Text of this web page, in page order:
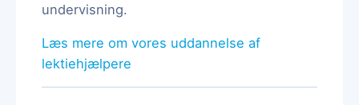
undervisning.
Læs mere om vores uddannelse af
lektiehjælpere